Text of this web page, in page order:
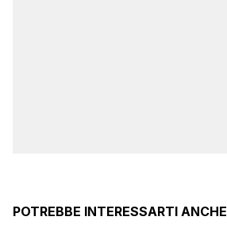
POTREBBE INTERESSARTI ANCHE